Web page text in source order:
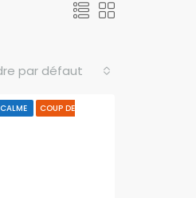
par défaut
CALME
COUP DE